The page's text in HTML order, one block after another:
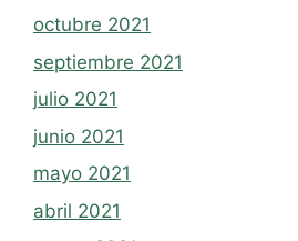
octubre 2021
septiembre 2021
julio 2021
junio 2021
mayo 2021
abril 2021